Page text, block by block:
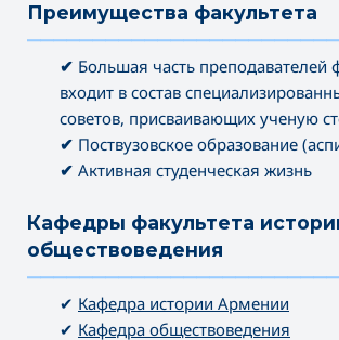
Преимущества факультета
✔ Большая часть преподавателей
входит в состав
советов, присваивающих ученую
✔ Поствузовское образование
✔ Активная студенческая жизнь
Кафедры факультета
обществоведения
✔ Кафедра истории Армении
✔ Кафедра обществоведения